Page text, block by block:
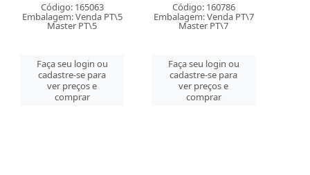
Código: 165063
Embalagem: Venda PT\5
Master PT\5
Faça seu login ou
cadastre-se para
ver preços e
comprar
Código: 160786
Embalagem: Venda PT\7
Master PT\7
Faça seu login ou
cadastre-se para
ver preços e
comprar